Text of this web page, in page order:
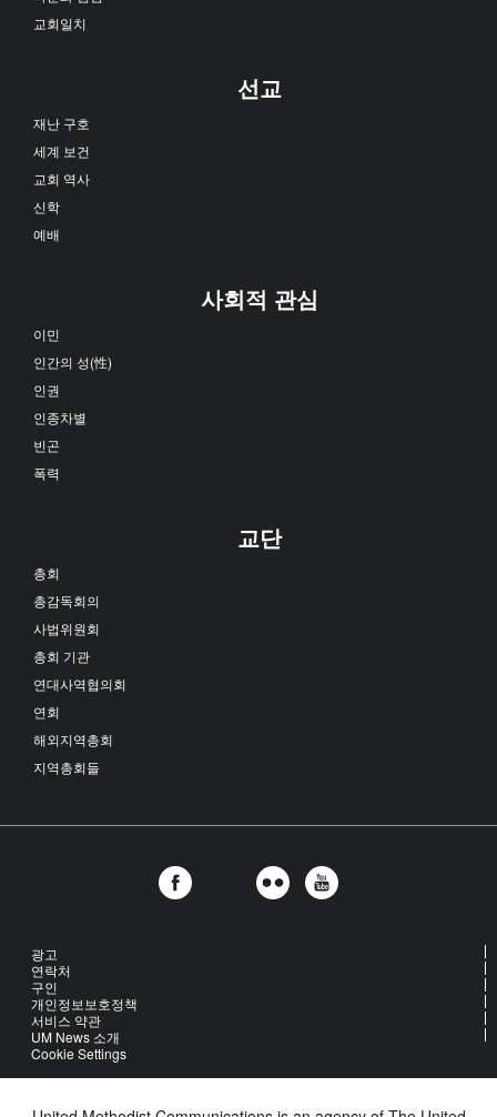
교회일치
선교
재난 구호
세계 보건
교회 역사
신학
예배
사회적 관심
이민
인간의 성(性)
인권
인종차별
빈곤
폭력
교단
총회
총감독회의
사법위원회
총회 기관
연대사역협의회
연회
해외지역총회
지역총회들
광고
연락처
구인
개인정보보호정책
서비스 약관
UM News 소개
Cookie Settings